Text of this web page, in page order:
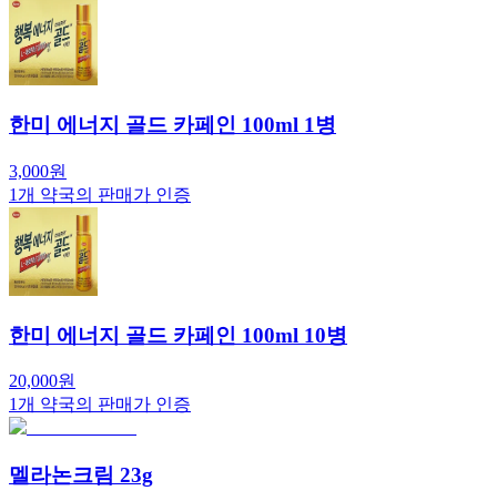
한미 에너지 골드 카페인 100ml 1병
3,000원
1개 약국의 판매가 인증
한미 에너지 골드 카페인 100ml 10병
20,000원
1개 약국의 판매가 인증
멜라논크림 23g